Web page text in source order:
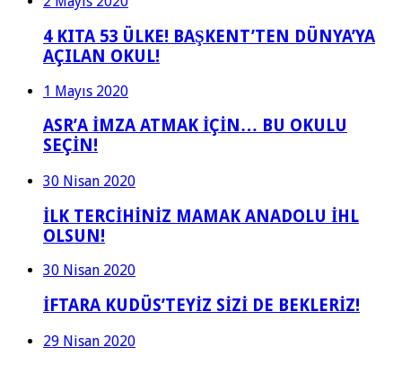
4 KITA 53 ÜLKE! BAŞKENT’TEN DÜNYA’YA
AÇILAN OKUL!
1 Mayıs 2020
ASR’A İMZA ATMAK İÇİN… BU OKULU
SEÇİN!
30 Nisan 2020
İLK TERCİHİNİZ MAMAK ANADOLU İHL
OLSUN!
30 Nisan 2020
İFTARA KUDÜS’TEYİZ SİZİ DE BEKLERİZ!
29 Nisan 2020